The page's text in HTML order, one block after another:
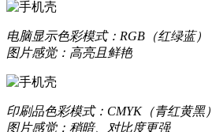
更轻薄
数次改良模具，实现裸机般纤薄手感
电脑显示色彩模式：RGB（红绿蓝）
图片感觉：高亮且鲜艳
印刷品色彩模式：CMYK（青红黄黑）
图片感觉：稍暗、对比度更强